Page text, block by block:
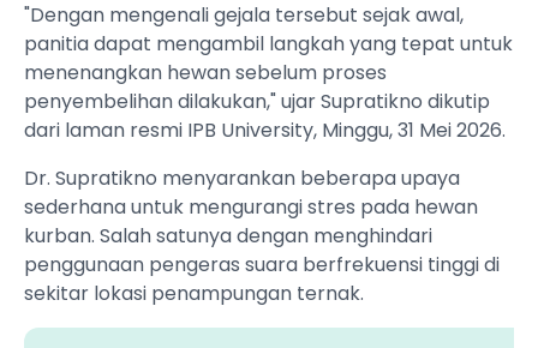
"Dengan mengenali gejala tersebut sejak awal,
panitia dapat mengambil langkah yang tepat untuk
menenangkan hewan sebelum proses
penyembelihan dilakukan," ujar Supratikno dikutip
dari laman resmi IPB University, Minggu, 31 Mei 2026.
Dr. Supratikno menyarankan beberapa upaya
sederhana untuk mengurangi stres pada hewan
kurban. Salah satunya dengan menghindari
penggunaan pengeras suara berfrekuensi tinggi di
sekitar lokasi penampungan ternak.